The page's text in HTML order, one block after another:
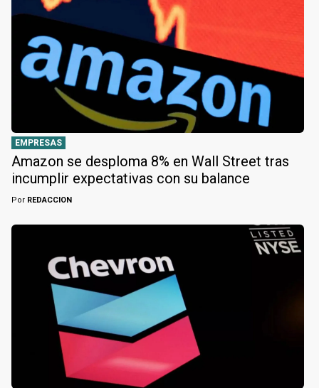
EMPRESAS
Amazon se desploma 8% en Wall Street tras
incumplir expectativas con su balance
Por REDACCION